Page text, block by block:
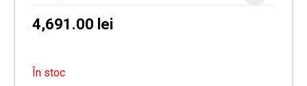
4,691.00 lei
În stoc